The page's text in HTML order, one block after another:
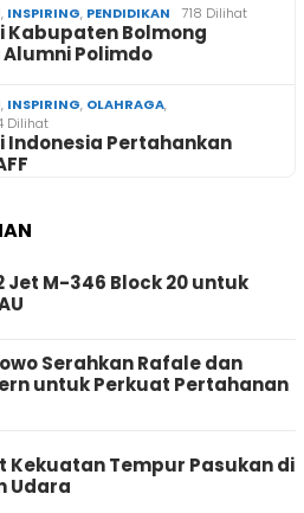
, INSPIRING, PENDIDIKAN 718 Dilihat
Kabupaten Bolmong
Polimdo
, INSPIRING, OLAHRAGA,
Dilihat
Indonesia Pertahankan
Jet M-346 Block 20 untuk
Serahkan Rafale dan
untuk Perkuat Pertahanan
Kekuatan Tempur Pasukan di
Udara